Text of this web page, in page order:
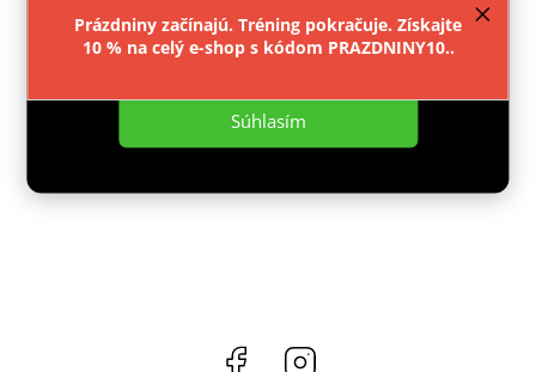
Nastavenie
Súhlasím
Prázdniny začínajú. Tréning pokračuje. Získajte
10 % na celý e-shop s kódom PRAZDNINY10..
Dodáme do 14 dní
€73,77
Facebook